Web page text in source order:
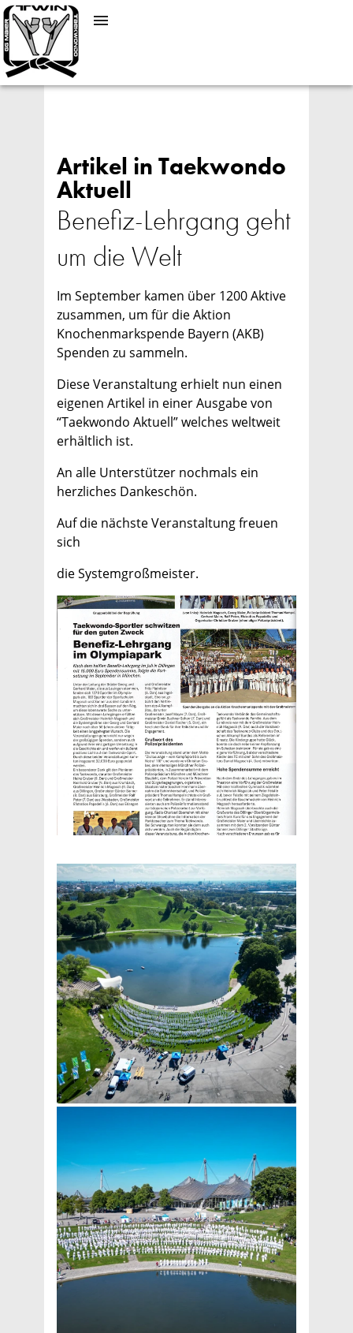
Artikel in Taekwondo
Aktuell
Benefiz-Lehrgang geht
um die Welt
Im September kamen über 1200 Aktive
zusammen, um für die Aktion
Knochenmarkspende Bayern (AKB)
Spenden zu sammeln.
Diese Veranstaltung erhielt nun einen
eigenen Artikel in einer Ausgabe von
“Taekwondo Aktuell” welches weltweit
erhältlich ist.
An alle Unterstützer nochmals ein
herzliches Dankeschön.
Auf die nächste Veranstaltung freuen
sich
die Systemgroßmeister.